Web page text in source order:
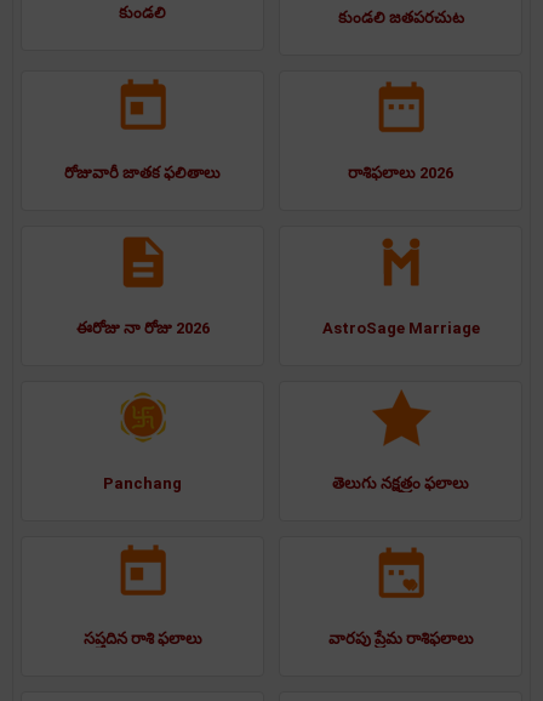
కుండలి కుండలి జతపరచుట
రోజువారీ జాతక ఫలితాలు రాశిఫలాలు 2026
ఈరోజు నా రోజు 2026 AstroSage Marriage
Panchang తెలుగు నక్షత్రం ఫలాలు
సప్తదిన రాశి ఫలాలు వారపు ప్రేమ రాశిఫలాలు